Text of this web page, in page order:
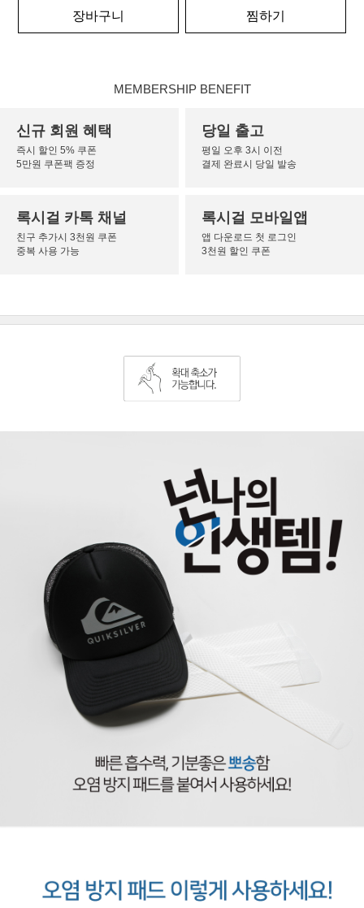
장바구니 찜하기
MEMBERSHIP BENEFIT
신규 회원 혜택
즉시 할인 5% 쿠폰
5만원 쿠폰팩 증정
당일 출고
평일 오후 3시 이전
결제 완료시 당일 발송
록시걸 카톡 채널
친구 추가시 3천원 쿠폰
중복 사용 가능
록시걸 모바일앱
앱 다운로드 첫 로그인
3천원 할인 쿠폰